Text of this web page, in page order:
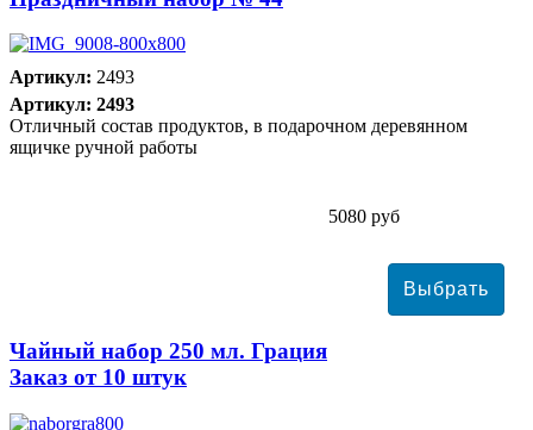
Артикул: 2493
Артикул: 2493
Отличный состав продуктов, в подарочном деревянном
ящичке ручной работы
5080 руб
Чайный набор 250 мл. Грация
Заказ от 10 штук